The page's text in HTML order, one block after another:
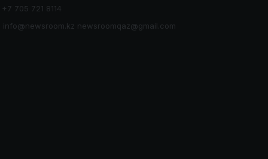
+7 705 721 8114
info@newsroom.kz newsroomqaz@gmail.com